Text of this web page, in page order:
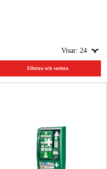
Visar: 24
Filtrera och sortera